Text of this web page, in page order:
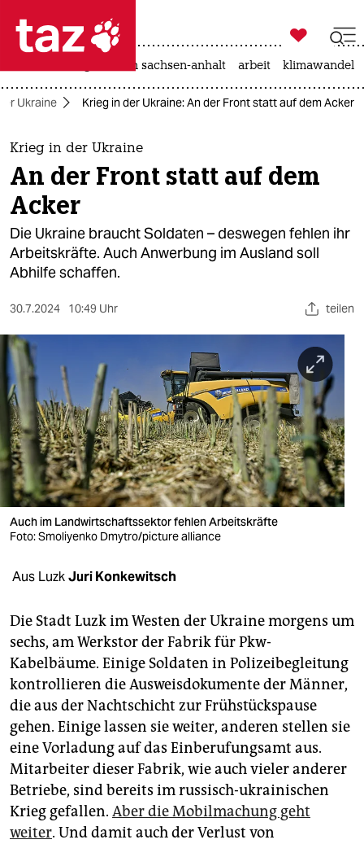
 taz zahl ich
taz zahl ich
themen
politik
öko
gesellschaft
sport
berlin
nord
wahrheit
verlag
verlag
veranstaltungen
shop
unterstützen
abo
genossenschaft
epaper login

taz zahl ich
landtagswahl in sachsen-anhalt arbeit klimawandel
Ukraine Krieg in der Ukraine: An der Front statt auf dem Acker
Krieg in der Ukraine
An der Front statt auf dem
Acker
Die Ukraine braucht Soldaten – deswegen fehlen ihr
Arbeitskräfte. Auch Anwerbung im Ausland soll
Abhilfe schaffen.
30.7.2024 10:49 Uhr teilen
Auch im Landwirtschaftssektor fehlen Arbeitskräfte
Foto: Smoliyenko Dmytro/picture alliance
Aus LuzkJuri Konkewitsch
Die Stadt Luzk im Westen der Ukraine morgens um
sechs, am Werkstor der Fabrik für Pkw-
Kabelbäume. Einige Soldaten in Polizeibegleitung
kontrollieren die Ausweisdokumente der Männer,
die aus der Nachtschicht zur Frühstückspause
gehen. Einige lassen sie weiter, anderen stellen sie
eine Vorladung auf das Einberufungsamt aus.
Mitarbeiter dieser Fabrik, wie auch vieler anderer
Betriebe, sind bereits im russisch-ukrainischen
Krieg gefallen. Aber die Mobilmachung geht
weiter. Und damit auch der Verlust von